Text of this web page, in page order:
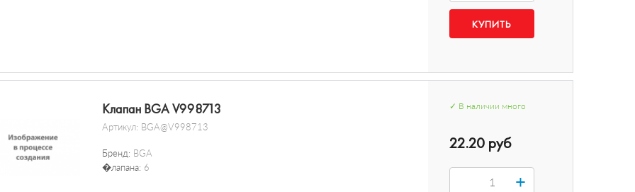
Клапан BGA V998713
Артикул: BGA@V998713
Бренд: BGA
�лапана: 6
✓ В наличии много
22.20 руб
+